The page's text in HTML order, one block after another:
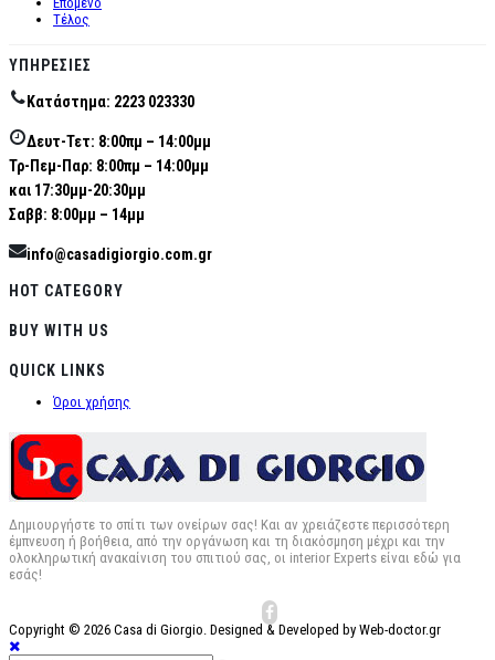
Τέλος
ΥΠΗΡΕΣΊΕΣ
Κατάστημα: 2223 023330
Δευτ-Τετ: 8:00πμ – 14:00μμ
Τρ-Πεμ-Παρ: 8:00πμ – 14:00μμ
και 17:30μμ-20:30μμ
Σαββ: 8:00μμ – 14μμ
info@casadigiorgio.com.gr
HOT CATEGORY
BUY WITH US
QUICK LINKS
Όροι χρήσης
Δημιουργήστε το σπίτι των ονείρων σας! Και αν χρειάζεστε περισσότερη
έμπνευση ή βοήθεια, από την οργάνωση και τη διακόσμηση μέχρι και την
ολοκληρωτική ανακαίνιση του σπιτιού σας, οι interior Experts είναι εδώ για
εσάς!
Copyright © 2026 Casa di Giorgio. Designed & Developed by Web-doctor.gr